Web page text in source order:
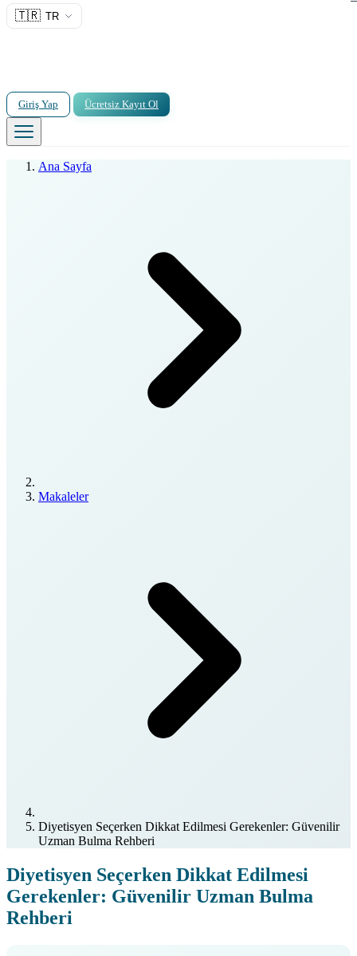
🇹🇷 TR
Giriş Yap Ücretsiz Kayıt Ol
Ana Sayfa
Makaleler
Diyetisyen Seçerken Dikkat Edilmesi Gerekenler: Güvenilir
Uzman Bulma Rehberi
Diyetisyen Seçerken Dikkat Edilmesi
Gerekenler: Güvenilir Uzman Bulma
Rehberi